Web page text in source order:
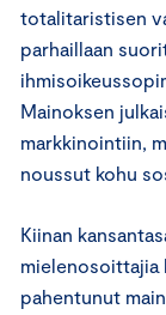
totalitaristisen
parhaillaan
Mainoksen
markkinointiin,
noussut kohu
Kiinan
mielenosoittajia
pahentunut